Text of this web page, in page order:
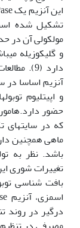
این آنزیم یک ATPase تیپ P می‏باشد و از دو زیر واحد
دارد (9).
حضور
که در سایت‏های
ماهی همچنین
باشد. نظر به
تغییرات شوری
بافت شناسی
اسمزی، آنزیم Na
درگیر در روند